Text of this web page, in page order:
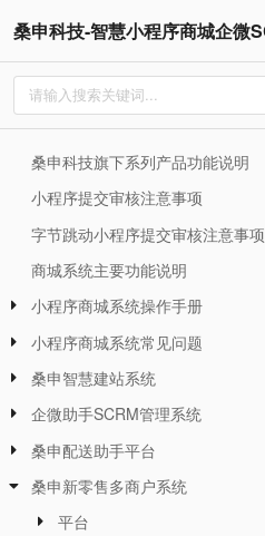
桑申科技旗下系列产品功能说明
小程序提交审核注意事项
字节跳动小程序提交审核注意事项
商城系统主要功能说明
小程序商城系统操作手册
小程序商城系统常见问题
桑申智慧建站系统
企微助手SCRM管理系统
桑申配送助手平台
桑申新零售多商户系统
平台